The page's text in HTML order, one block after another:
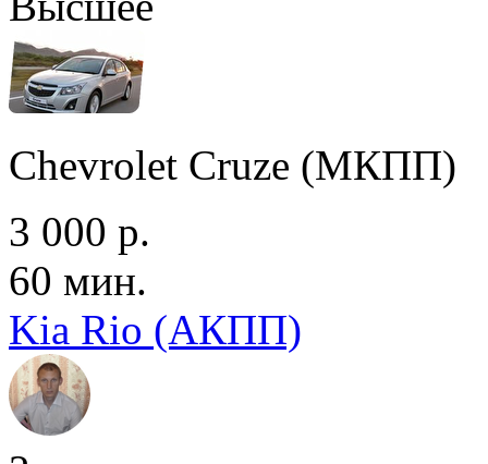
Chevrolet Cruze (МКПП)
3 000 р.
60 мин.
Kia Rio (АКПП)